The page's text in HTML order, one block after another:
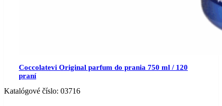
Coccolatevi Original parfum do prania 750 ml / 120
praní
Katalógové číslo: 03716